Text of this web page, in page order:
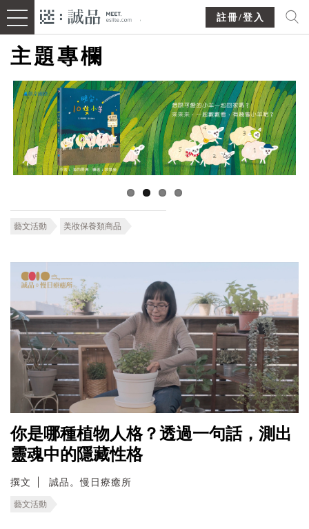
註冊/登入
主題專欄
藝文活動 美妝保養類商品
你是哪種植物人格？透過一句話，測出
靈魂中的隱藏性格
撰文 誠品。慢日療癒所
藝文活動